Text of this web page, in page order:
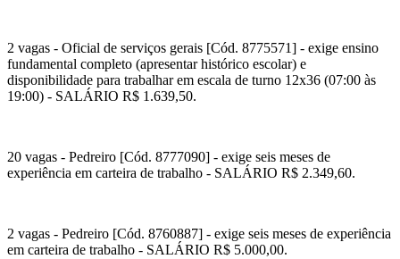
2 vagas - Oficial de serviços gerais [Cód. 8775571] - exige ensino
fundamental completo (apresentar histórico escolar) e
disponibilidade para trabalhar em escala de turno 12x36 (07:00 às
19:00) - SALÁRIO R$ 1.639,50.
20 vagas - Pedreiro [Cód. 8777090] - exige seis meses de
experiência em carteira de trabalho - SALÁRIO R$ 2.349,60.
2 vagas - Pedreiro [Cód. 8760887] - exige seis meses de experiência
em carteira de trabalho - SALÁRIO R$ 5.000,00.